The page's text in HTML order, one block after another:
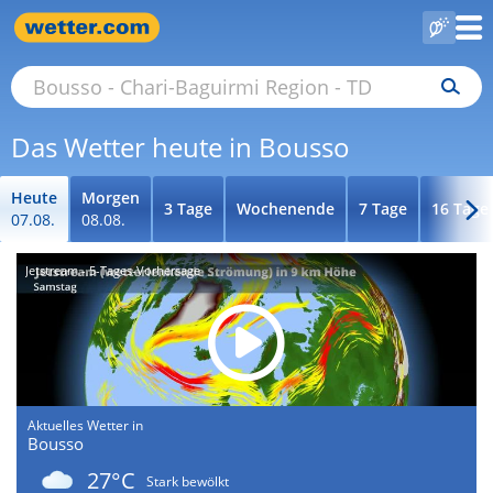
Das Wetter heute in Bousso
Heute
07.08.
Morgen
08.08.
3 Tage Wochenende 7 Tage 16 Tage
Jetstream - 5-Tages-Vorhersage
Aktuelles Wetter in
Bousso
27°C
Stark bewölkt